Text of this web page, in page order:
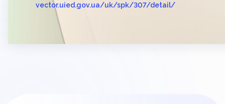
vector.uied.gov.ua/uk/spk/307/detail/